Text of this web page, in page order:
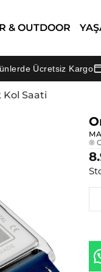
& OUTDOOR
Ücretsiz Kargo 12
Kol Saati
®